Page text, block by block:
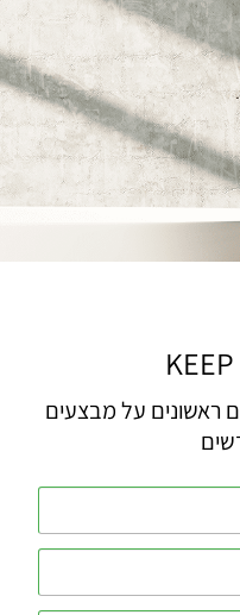
ראשונים על מבצעים